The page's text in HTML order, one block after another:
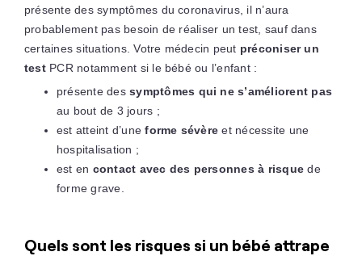
présente des symptômes du coronavirus, il n’aura
probablement pas besoin de réaliser un test, sauf dans
certaines situations. Votre médecin peut préconiser un
testPCR notamment si le bébé ou l’enfant :
présente dessymptômes qui ne s’améliorent pas
au bout de 3 jours ;
est atteint d’uneforme sévère et nécessite une
hospitalisation ;
est en contact avec des personnes à risque de
forme grave.
Quels sont les risques si un bébé attrape